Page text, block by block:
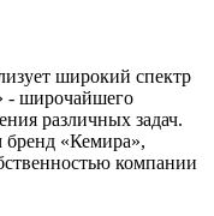
широкий спектр
- широчайшего
различных задач.
бренд «Кемира»,
компании